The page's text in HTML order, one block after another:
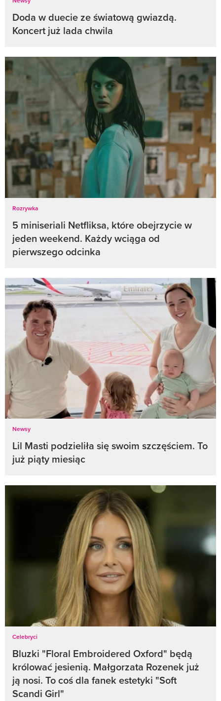
Doda w duecie ze światową gwiazdą.
Koncert już lada chwila
Rozrywka
5 miniseriali Netfliksa, które obejrzycie w
jeden weekend. Każdy wciąga od
pierwszego odcinka
Newsy
Lil Masti podzieliła się swoim szczęściem. To
już piąty miesiąc
Celebryci
Bluzki "Floral Embroidered Oxford" będą
królować jesienią. Małgorzata Rozenek już
ją nosi. To coś dla fanek estetyki "Soft
Scandi Girl"